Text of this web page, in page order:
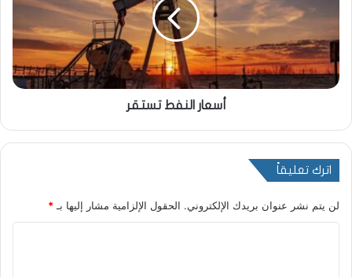
أسعار النفط تستقر
اترك تعليقاً
لن يتم نشر عنوان بريدك الإلكتروني. الحقول الإلزامية مشار إليها بـ *